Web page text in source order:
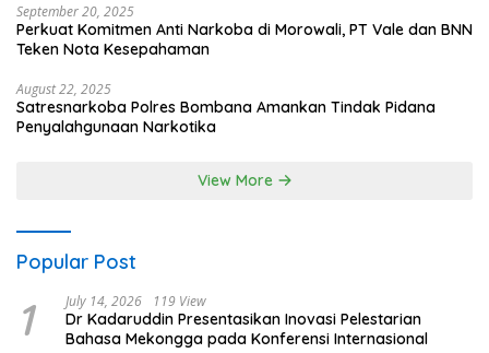
September 20, 2025
Perkuat Komitmen Anti Narkoba di Morowali, PT Vale dan BNN
Teken Nota Kesepahaman
August 22, 2025
Satresnarkoba Polres Bombana Amankan Tindak Pidana
Penyalahgunaan Narkotika
View More
Popular Post
1 July 14, 2026 119 View
Dr Kadaruddin Presentasikan Inovasi Pelestarian
Bahasa Mekongga pada Konferensi Internasional